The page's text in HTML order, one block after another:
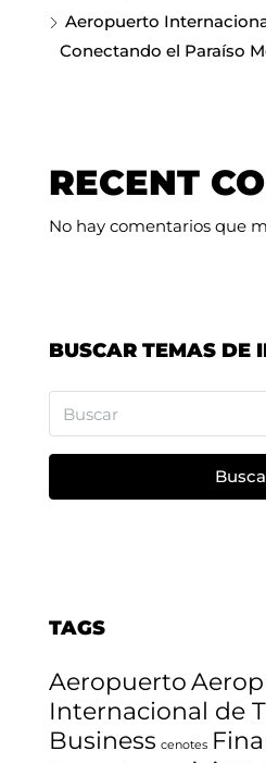
Aeropuerto
Conectando el Paraíso
RECENT
No hay comentarios que
BUSCAR TEMAS DE
TAGS
Aeropuerto
Internacional de
Business cenotes